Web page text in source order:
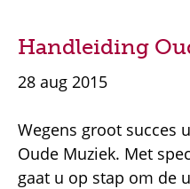
Handleiding
28 aug 2015
Wegens groot succes
Oude Muziek. Met
gaat u op stap om de